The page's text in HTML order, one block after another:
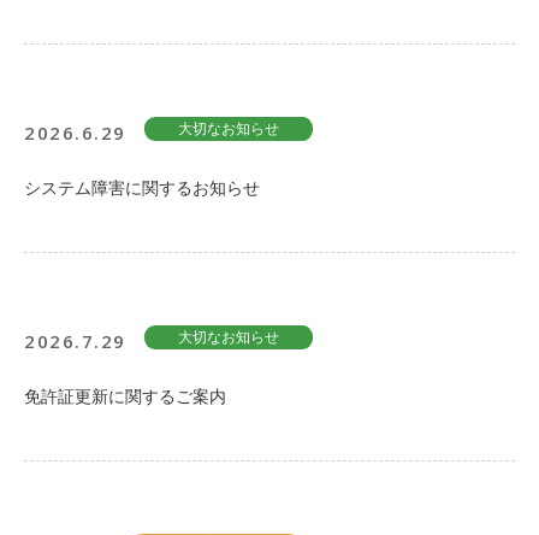
2026.6.29 大切なお知らせ
システム障害に関するお知らせ
2026.7.29 大切なお知らせ
免許証更新に関するご案内